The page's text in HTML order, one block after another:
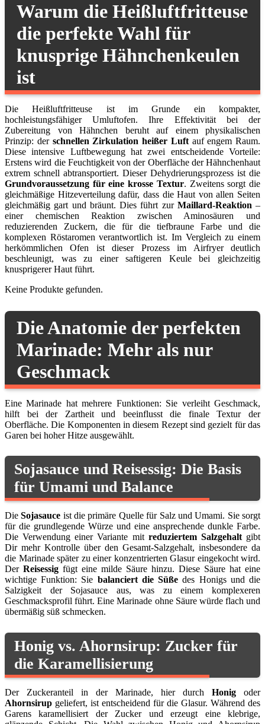
Warum die Heißluftfritteuse
die perfekte Wahl für
knusprige Hähnchenkeulen
ist
Die Heißluftfritteuse ist im Grunde ein kompakter,
hochleistungsfähiger Umluftofen. Ihre Effektivität bei der
Zubereitung von Hähnchen beruht auf einem physikalischen
Prinzip: der schnellen Zirkulation heißer Luftauf engem Raum.
Diese intensive Luftbewegung hat zwei entscheidende Vorteile:
Erstens wird die Feuchtigkeit von der Oberfläche der Hähnchenhaut
extrem schnell abtransportiert. Dieser Dehydrierungsprozess ist die
Grundvoraussetzung für eine krosse Textur. Zweitens sorgt die
gleichmäßige Hitzeverteilung dafür, dass die Haut von allen Seiten
gleichmäßig gart und bräunt. Dies führt zur Maillard-Reaktion –
einer chemischen Reaktion zwischen Aminosäuren und
reduzierenden Zuckern, die für die tiefbraune Farbe und die
komplexen Röstaromen verantwortlich ist. Im Vergleich zu einem
herkömmlichen Ofen ist dieser Prozess im Airfryer deutlich
beschleunigt, was zu einer saftigeren Keule bei gleichzeitig
knusprigerer Haut führt.
Keine Produkte gefunden.
Die Anatomie der perfekten
Marinade: Mehr als nur
Geschmack
Eine Marinade hat mehrere Funktionen: Sie verleiht Geschmack,
hilft bei der Zartheit und beeinflusst die finale Textur der
Oberfläche. Die Komponenten in diesem Rezept sind gezielt für das
Garen bei hoher Hitze ausgewählt.
Sojasauce und Reisessig: Die Basis
für Umami und Balance
DieSojasauce ist die primäre Quelle für Salz und Umami. Sie sorgt
für die grundlegende Würze und eine ansprechende dunkle Farbe.
Die Verwendung einer Variante mit reduziertem Salzgehaltgibt
Dir mehr Kontrolle über den Gesamt-Salzgehalt, insbesondere da
die Marinade später zu einer konzentrierten Glasur eingekocht wird.
Der Reisessig fügt eine milde Säure hinzu. Diese Säure hat eine
wichtige Funktion: Sie balanciert die Süße des Honigs und die
Salzigkeit der Sojasauce aus, was zu einem komplexeren
Geschmacksprofil führt. Eine Marinade ohne Säure würde flach und
übermäßig süß schmecken.
Honig vs. Ahornsirup: Zucker für
die Karamellisierung
Der Zuckeranteil in der Marinade, hier durch Honig oder
Ahornsirup geliefert, ist entscheidend für die Glasur. Während des
Garens karamellisiert der Zucker und erzeugt eine klebrige,